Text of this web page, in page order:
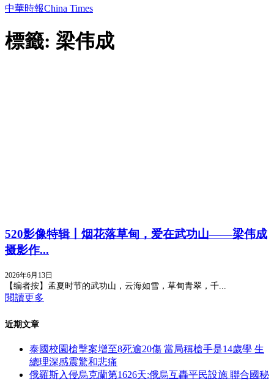
中華時報China Times
標籤: 梁伟成
520影像特辑丨烟花落草甸，爱在武功山——梁伟成
摄影作...
2026年6月13日
【编者按】孟夏时节的武功山，云海如雪，草甸青翠，千...
閱讀更多
近期文章
泰國校園槍擊案增至8死逾20傷 當局稱槍手是14歲學 生
總理深感震驚和悲痛
俄羅斯入侵烏克蘭第1626天:俄烏互轟平民設施 聯合國秘